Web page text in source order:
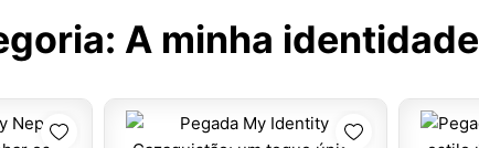
A minha identidade